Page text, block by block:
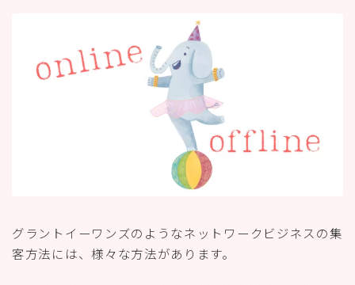
グラントイーワンズのようなネットワークビジネスの集
客方法には、様々な方法があります。